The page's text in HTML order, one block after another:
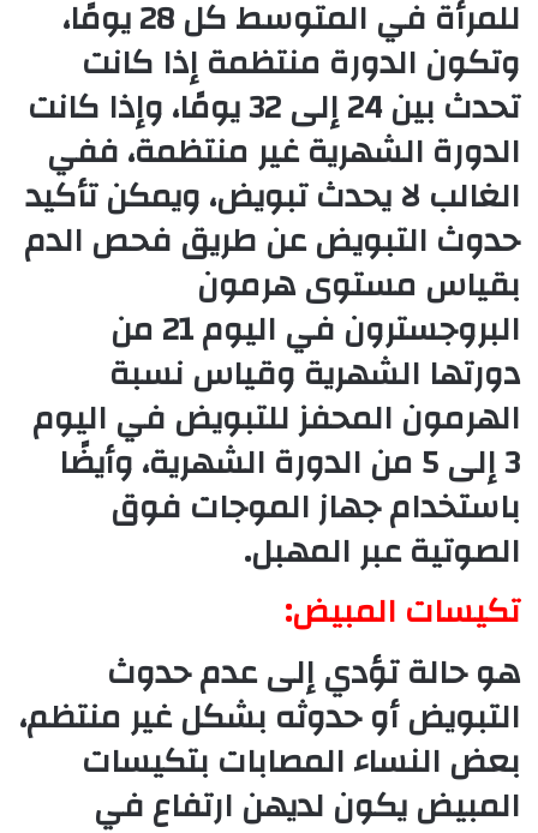
للمرأة في المتوسط كل 28 يومًا،
وتكون الدورة منتظمة إذا كانت
تحدث بين 24 إلى 32 يومًا، وإذا كانت
الدورة الشهرية غير منتظمة، ففي
الغالب لا يحدث تبويض، ويمكن تأكيد
حدوث التبويض عن طريق فحص الدم
بقياس مستوى هرمون
البروجسترون في اليوم 21 من
دورتها الشهرية وقياس نسبة
الهرمون المحفز للتبويض في اليوم
3 إلى 5 من الدورة الشهرية، وأيضًا
باستخدام جهاز الموجات فوق
الصوتية عبر المهبل.
تكيسات المبيض:
هو حالة تؤدي إلى عدم حدوث
التبويض أو حدوثه بشكل غير منتظم،
بعض النساء المصابات بتكيسات
المبيض يكون لديهن ارتفاع في